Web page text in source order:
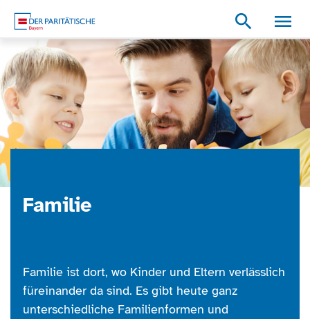
search
Familie
Familie ist dort, wo Kinder und Eltern verlässlich
füreinander da sind. Es gibt heute ganz
unterschiedliche Familienformen und